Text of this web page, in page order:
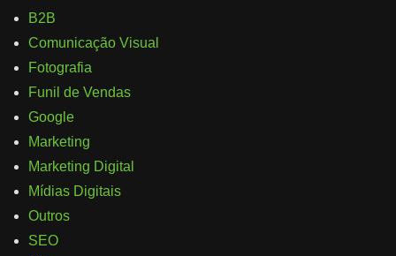
B2B
Comunicação Visual
Fotografia
Funil de Vendas
Google
Marketing
Marketing Digital
Mídias Digitais
Outros
SEO